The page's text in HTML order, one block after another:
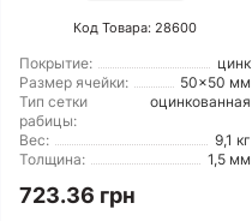
Код Товара: 28600
Покрытие:
цинк
Размер ячейки:
50x50 мм
Тип сетки
рабицы:
оцинкованная
Вес:
9,1 кг
Толщина:
1,5 мм
723.36 грн